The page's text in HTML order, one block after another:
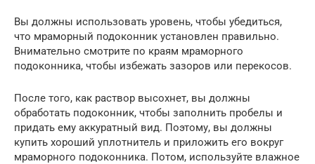
Вы должны использовать уровень, чтобы убедиться,
что мраморный подоконник установлен правильно.
Внимательно смотрите по краям мраморного
подоконника, чтобы избежать зазоров или перекосов.
После того, как раствор высохнет, вы должны
обработать подоконник, чтобы заполнить пробелы и
придать ему аккуратный вид. Поэтому, вы должны
купить хороший уплотнитель и приложить его вокруг
мраморного подоконника. Потом, используйте влажное